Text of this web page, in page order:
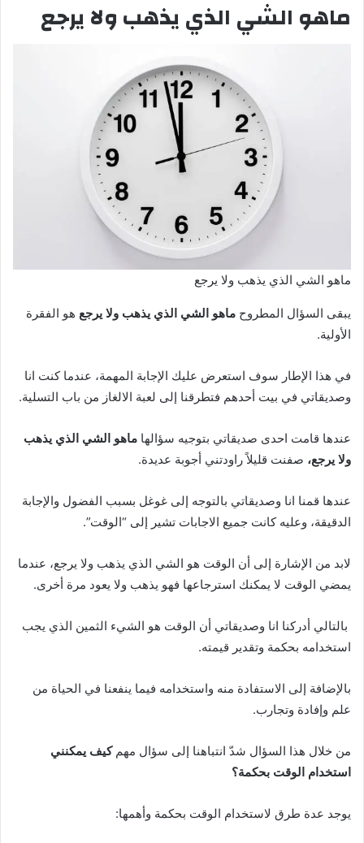
ماهو الشي الذي يذهب ولا يرجع
ماهو الشي الذي يذهب ولا يرجع
يبقى السؤال المطروح ماهو الشي الذي يذهب ولا يرجع هو الفقرة
الأولية.
في هذا الإطار سوف استعرض عليك الإجابة المهمة، عندما كنت انا
وصديقاتي في بيت أحدهم فتطرقنا إلى لعبة الالغاز من باب التسلية.
عندها قامت احدى صديقاتي بتوجيه سؤالها ماهو الشي الذي يذهب
ولا يرجع، صفنت قليلاً راودتني أجوبة عديدة.
عندها قمنا انا وصديقاتي بالتوجه إلى غوغل بسبب الفضول والإجابة
الدقيقة، وعليه كانت جميع الاجابات تشير إلى “الوقت”.
لابد من الإشارة إلى أن الوقت هو الشي الذي يذهب ولا يرجع، عندما
يمضي الوقت لا يمكنك استرجاعها فهو يذهب ولا يعود مرة أخرى.
بالتالي أدركنا انا وصديقاتي أن الوقت هو الشيء الثمين الذي يجب
استخدامه بحكمة وتقدير قيمته.
بالإضافة إلى الاستفادة منه واستخدامه فيما ينفعنا في الحياة من
علم وإفادة وتجارب.
من خلال هذا السؤال شدّ انتباهنا إلى سؤال مهمكيف يمكنني
استخدام الوقت بحكمة؟
يوجد عدة طرق لاستخدام الوقت بحكمة وأهمها: